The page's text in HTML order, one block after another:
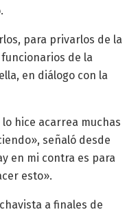
para privarlos de la
de la
en diálogo con la
hice acarrea muchas
señaló desde
en mi contra es para
esto».
a finales de